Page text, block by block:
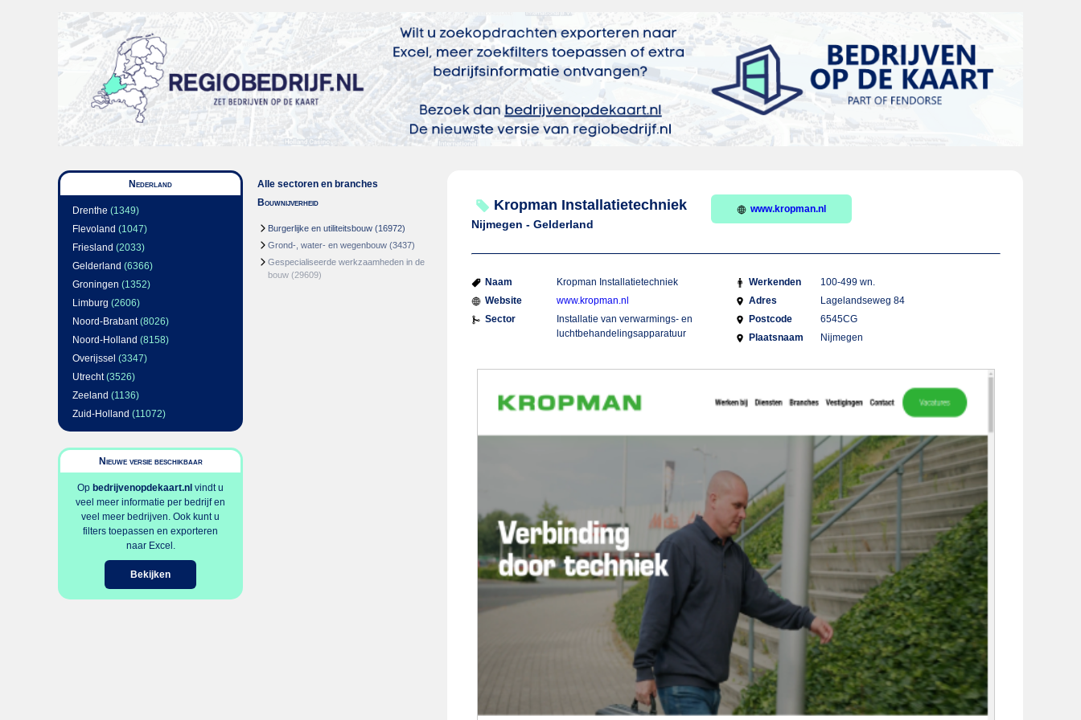
Nederland
Drenthe (1349)
Flevoland (1047)
Friesland (2033)
Gelderland (6366)
Groningen (1352)
Limburg (2606)
Noord-Brabant(8026)
Noord-Holland (8158)
Overijssel (3347)
Utrecht(3526)
Zeeland (1136)
Zuid-Holland (11072)
Nieuwe versie beschikbaar
Op bedrijvenopdekaart.nl vindt u
veel meer informatie per bedrijf en
veel meer bedrijven. Ook kunt u
filters toepassen en exporteren
naar Excel.
Bekijken
Alle sectoren en branches
Bouwnijverheid
Burgerlijke en utiliteitsbouw (16972)
Grond-, water- en wegenbouw (3437)
Gespecialiseerde werkzaamheden in de
bouw (29609)
Kropman Installatietechniek
Nijmegen - Gelderland
www.kropman.nl
Naam
Kropman Installatietechniek
Website
www.kropman.nl
Sector
Installatie van verwarmings- en
luchtbehandelingsapparatuur
Werkenden
100-499 wn.
Adres
Lagelandseweg 84
Postcode
6545CG
Plaatsnaam
Nijmegen